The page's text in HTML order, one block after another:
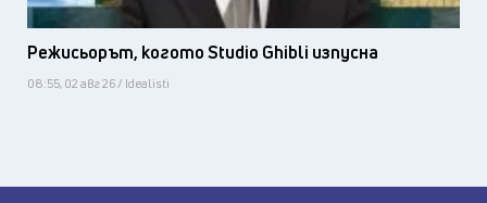
Режисьорът, когото Studio Ghibli изпусна
08:55, 02 авг 26 / Idealisti